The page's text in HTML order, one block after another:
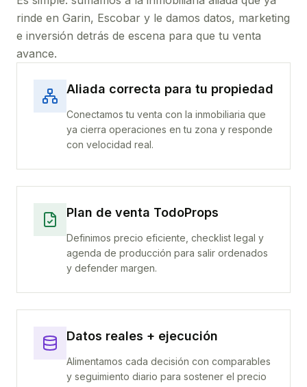
rinde en Garin, Escobar y le damos datos, marketing
e inversión detrás de escena para que tu venta
avance.
Aliada correcta para tu propiedad
Conectamos tu venta con la inmobiliaria que
ya cierra operaciones en tu zona y responde
con velocidad real.
Plan de venta TodoProps
Definimos precio eficiente, checklist legal y
agenda de producción para salir ordenados
y defender margen.
Datos reales + ejecución
Alimentamos cada decisión con comparables
y seguimiento diario para sostener el precio